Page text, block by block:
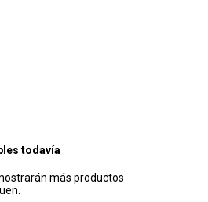
todavía
más productos